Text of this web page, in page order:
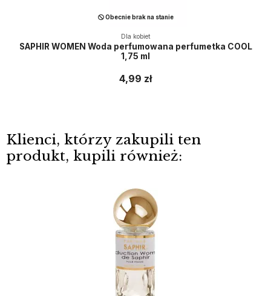
Obecnie brak na stanie
Dla kobiet
SAPHIR WOMEN Woda perfumowana perfumetka COOL
1,75 ml
4,99 zł
Klienci, którzy zakupili ten
produkt, kupili również: